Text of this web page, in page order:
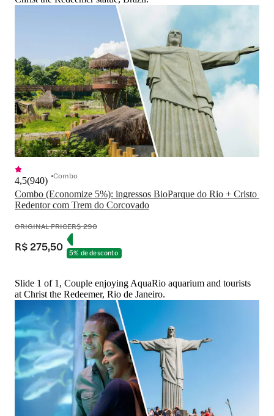
Combo (Economize 5%): ingressos BioParque do Rio + Cristo
Redentor com Trem do Corcovado
4,5(940) Combo
ORIGINAL PRICER$ 290
R$ 275,50 5% de desconto
Slide 1 of 1, Couple enjoying AquaRio aquarium and tourists
at Christ the Redeemer, Rio de Janeiro.